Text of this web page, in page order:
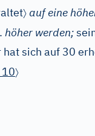
〉 auf eine
höher werden;
hat sich auf 30
10〉